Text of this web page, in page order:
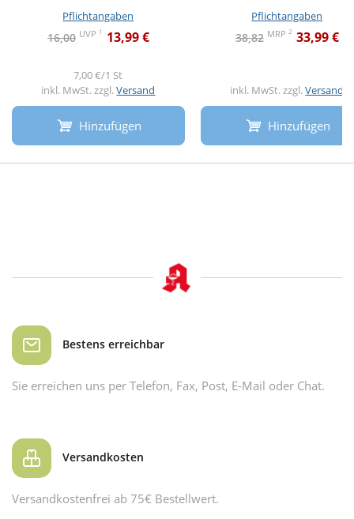
Pflichtangaben
16,00 UVP 1 13,99 €
7,00 €/1 St
inkl. MwSt. zzgl.Versand
Hinzufügen
Pflichtangaben
38,82 MRP 2 33,99 €
inkl. MwSt. zzgl.Versand
Hinzufügen
Bestens erreichbar
Sie erreichen uns per Telefon, Fax, Post, E-Mail oder Chat.
Versandkosten
Versandkostenfrei ab 75€ Bestellwert.